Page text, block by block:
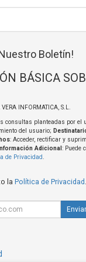
Boletín!
BÁSICA
INFORMATICA, S.L.
consultas planteadas por
del usuario;
: Acceder, rectificar y
Información Adicional : Puede
de Privacidad.
la Política de Privacidad .
Enviar